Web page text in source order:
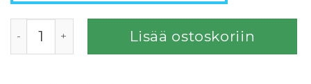
Lisää ostoskoriin